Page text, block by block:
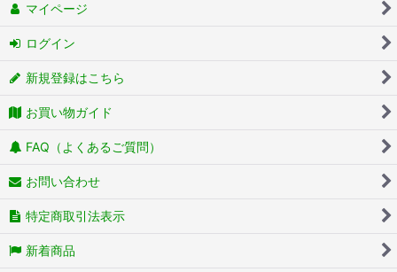
マイページ
ログイン
新規登録はこちら
お買い物ガイド
FAQ（よくあるご質問）
お問い合わせ
特定商取引法表示
新着商品